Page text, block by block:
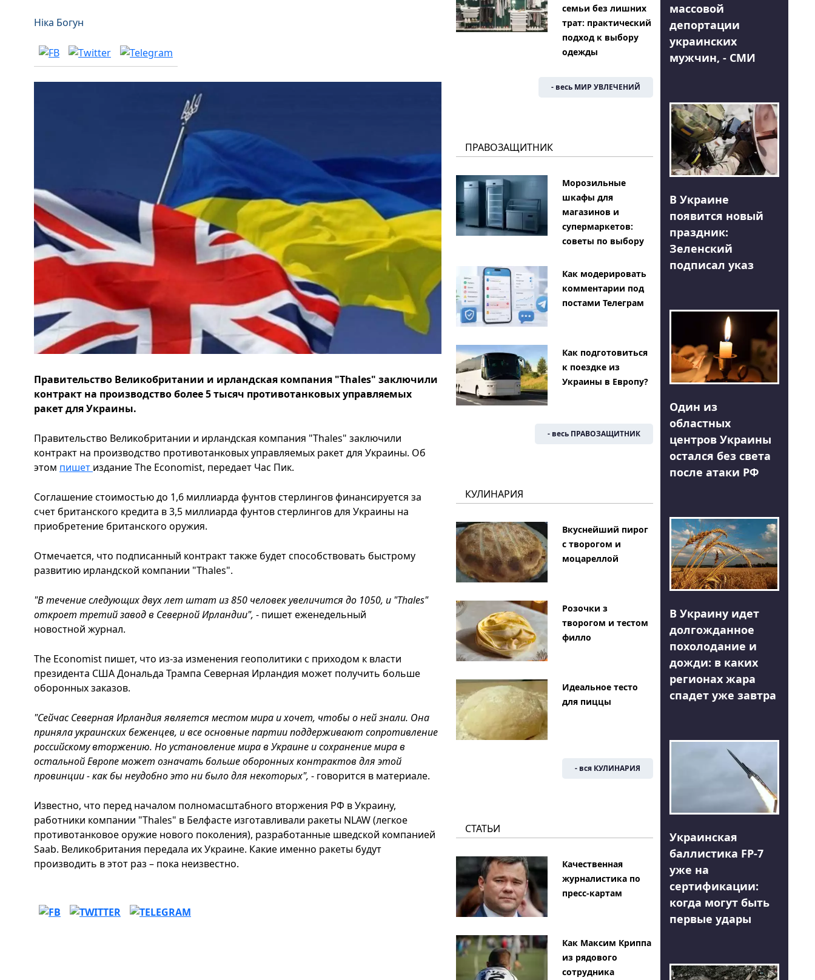
Ніка Богун
Правительство Великобритании и ирландская компания "Thales" заключили
контракт на производство более 5 тысяч противотанковых управляемых
ракет для Украины.
Правительство Великобритании и ирландская компания "Thales" заключили
контракт на производство противотанковых управляемых ракет для Украины. Об
этом пишет издание The Economist, передает Час Пик.
Соглашение стоимостью до 1,6 миллиарда фунтов стерлингов финансируется за
счет британского кредита в 3,5 миллиарда фунтов стерлингов для Украины на
приобретение британского оружия.
Отмечается, что подписанный контракт также будет способствовать быстрому
развитию ирландской компании "Thales".
"В течение следующих двух лет штат из 850 человек увеличится до 1050, и "Thales"
откроет третий завод в Северной Ирландии", - пишет еженедельный
новостной журнал.
The Economist пишет, что из-за изменения геополитики с приходом к власти
президента США Дональда Трампа Северная Ирландия может получить больше
оборонных заказов.
"Сейчас Северная Ирландия является местом мира и хочет, чтобы о ней знали. Она
приняла украинских беженцев, и все основные партии поддерживают сопротивление
российскому вторжению. Но установление мира в Украине и сохранение мира в
остальной Европе может означать больше оборонных контрактов для этой
провинции - как бы неудобно это ни было для некоторых", - говорится в материале.
Известно, что перед началом полномасштабного вторжения РФ в Украину,
работники компании "Thales" в Белфасте изготавливали ракеты NLAW (легкое
противотанковое оружие нового поколения), разработанные шведской компанией
Saab. Великобритания передала их Украине. Какие именно ракеты будут
производить в этот раз – пока неизвестно.
семьи без лишних
трат: практический
подход к выбору
одежды
- весь МИР УВЛЕЧЕНИЙ
ПРАВОЗАЩИТНИК
Морозильные
шкафы для
магазинов и
супермаркетов:
советы по выбору
Как модерировать
комментарии под
постами Телеграм
Как подготовиться
к поездке из
Украины в Европу?
- весь ПРАВОЗАЩИТНИК
КУЛИНАРИЯ
Вкуснейший пирог
с творогом и
моцареллой
Розочки з
творогом и тестом
филло
Идеальное тесто
для пиццы
- вся КУЛИНАРИЯ
СТАТЬИ
Качественная
журналистика по
пресс-картам
Как Максим Криппа
из рядового
сотрудника
массовой
депортации
украинских
мужчин, - СМИ
В Украине
появится новый
праздник:
Зеленский
подписал указ
Один из
областных
центров Украины
остался без света
после атаки РФ
В Украину идет
долгожданное
похолодание и
дожди: в каких
регионах жара
спадет уже завтра
Украинская
баллистика FP-7
уже на
сертификации:
когда могут быть
первые удары